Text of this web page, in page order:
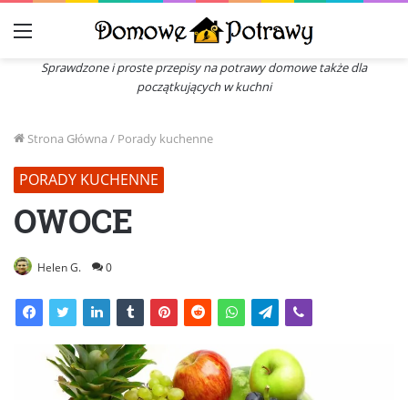
Menu
Sprawdzone i proste przepisy na potrawy domowe także dla
początkujących w kuchni
Strona Główna / Porady kuchenne
PORADY KUCHENNE
OWOCE
Helen G. 0